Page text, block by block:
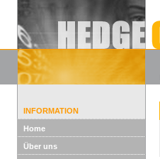
INFORMATION
Home
Über uns